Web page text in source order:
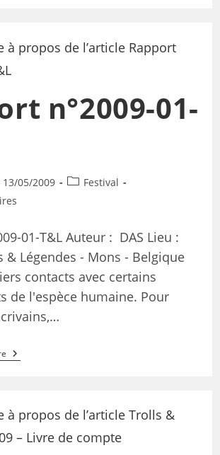
n°2009-01-
13/05/2009
Festival
01-T&L Auteur : DAS Lieu :
& Légendes - Mons - Belgique
contacts avec certains
de l'espèce humaine. Pour